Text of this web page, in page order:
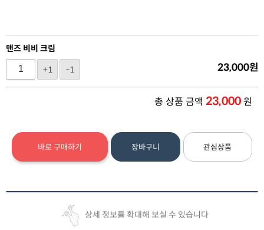
맨즈 비비 크림
+1
-1 23,000원
총 상품 금액 23,000원
바로 구매하기 장바구니 관심상품
상세 정보를 확대해 보실 수 있습니다